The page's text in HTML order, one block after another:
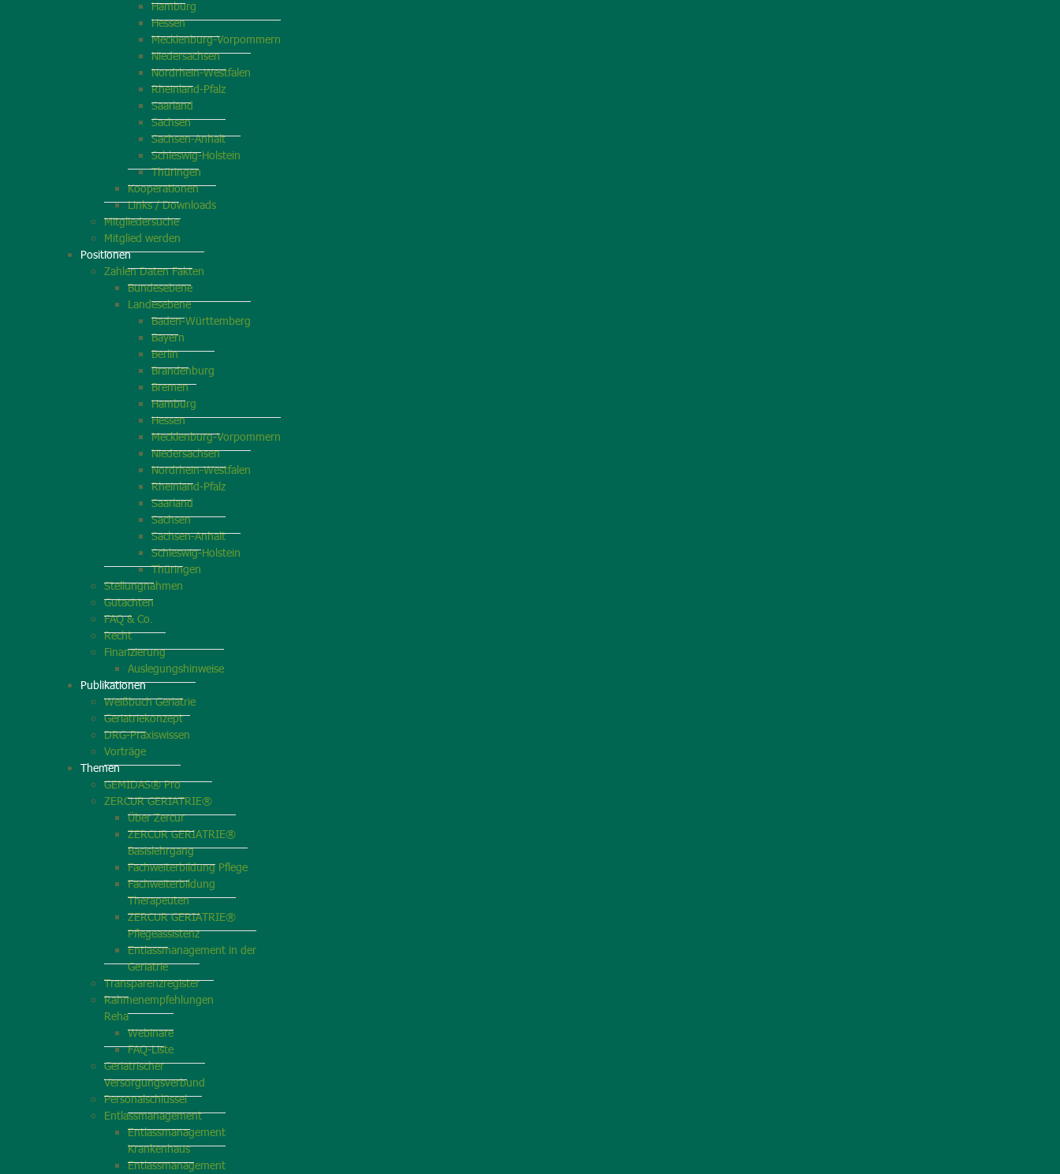
Hamburg
Hessen
Mecklenburg-Vorpommern
Niedersachsen
Nordrhein-Westfalen
Rheinland-Pfalz
Saarland
Sachsen
Sachsen-Anhalt
Schleswig-Holstein
Thüringen
Kooperationen
Links / Downloads
Mitgliedersuche
Mitglied werden
Positionen
Zahlen Daten Fakten
Bundesebene
Landesebene
Baden-Württemberg
Bayern
Berlin
Brandenburg
Bremen
Hamburg
Hessen
Mecklenburg-Vorpommern
Niedersachsen
Nordrhein-Westfalen
Rheinland-Pfalz
Saarland
Sachsen
Sachsen-Anhalt
Schleswig-Holstein
Thüringen
Stellungnahmen
Gutachten
FAQ & Co.
Recht
Finanzierung
Auslegungshinweise
Publikationen
Weißbuch Geriatrie
Geriatriekonzept
DRG-Praxiswissen
Vorträge
Themen
GEMIDAS® Pro
ZERCUR GERIATRIE®
Über Zercur
ZERCUR GERIATRIE®
Basislehrgang
Fachweiterbildung Pflege
Fachweiterbildung
Therapeuten
ZERCUR GERIATRIE®
Pflegeassistenz
Entlassmanagement in der
Geriatrie
Transparenzregister
Rahmenempfehlungen
Reha
Webinare
FAQ-Liste
Geriatrischer
Versorgungsverbund
Personalschlüssel
Entlassmanagement
Entlassmanagement
Krankenhaus
Entlassmanagement